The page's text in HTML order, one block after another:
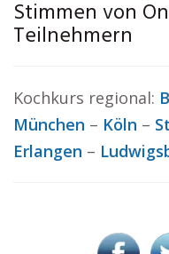
Stimmen von
Teilnehmern
Kochkurs regional:
München – Köln –
Erlangen –